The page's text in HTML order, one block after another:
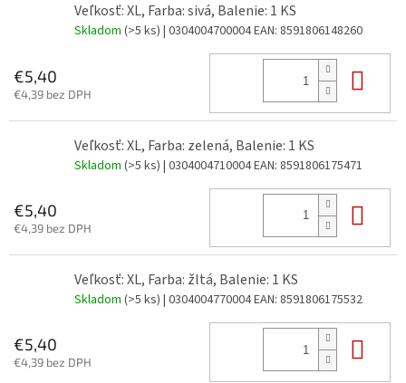
Veľkosť: XL, Farba: sivá, Balenie: 1 KS
Skladom (>5 ks) | 0304004700004EAN: 8591806148260
€5,40
€4,39 bez DPH
Veľkosť: XL, Farba: zelená, Balenie: 1 KS
Skladom (>5 ks) | 0304004710004EAN: 8591806175471
€5,40
€4,39 bez DPH
Veľkosť: XL, Farba: žltá, Balenie: 1 KS
Skladom (>5 ks) | 0304004770004EAN: 8591806175532
€5,40
€4,39 bez DPH